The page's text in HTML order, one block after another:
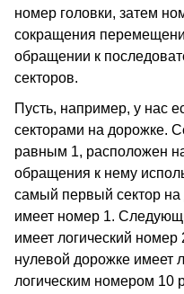
номер головки, затем
сокращения
обращении к
секторов.
Пусть, например, у нас
секторами на дорожке.
равным 1, расположен
обращения к нему
самый первый сектор
имеет номер 1.
имеет логический номер
нулевой дорожке имеет
логическим номером 10